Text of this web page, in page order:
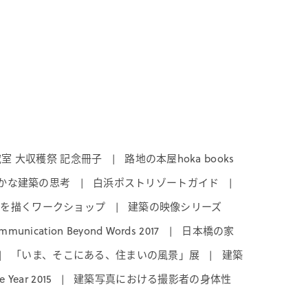
大収穫祭 記念冊子 | 路地の本屋hoka books
な建築の思考 | 白浜ポストリゾートガイド |
描くワークショップ |
建築の映像シリーズ
Beyond Words 2017 |
日本橋の家
| 「いま、そこにある、住まいの風景」展 |
建築
2015 | 建築写真における撮影者の身体性